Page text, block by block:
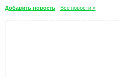
Добавить новость
Все новости »